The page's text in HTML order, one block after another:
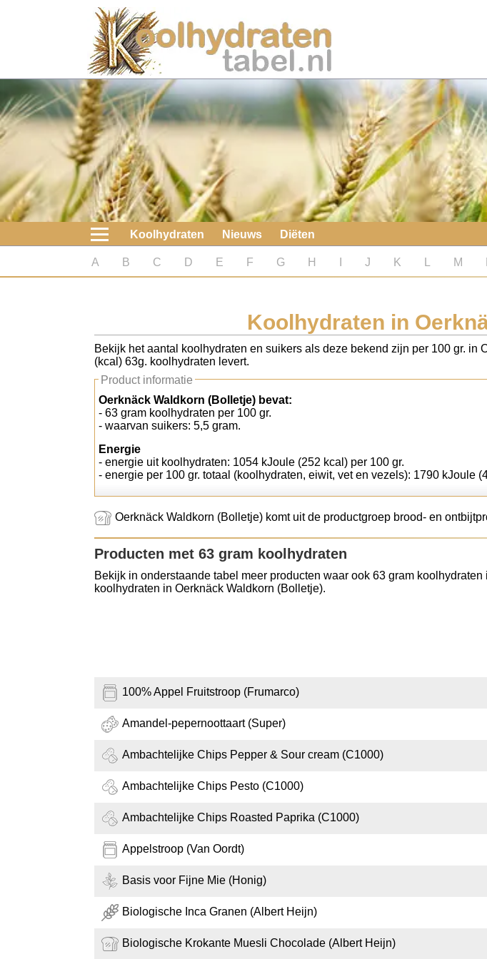
Koolhydraten
Nieuws
Koolhydraatarme diëten
Boeken
koolhydraatarme diëten
Diabetes test
Koolhydraten tellen
Koolhydraten Nieuws Diëten
A B C D E F G H J K M
Koolhydraten in
Bekijk het aantal koolhydraten en suikers als deze bekend zijn per 100 gr.
(kcal) 63g. koolhydraten levert.
Product informatie
Oerknäck Waldkorn (Bolletje) bevat:
- 63 gram koolhydraten per 100 gr.
- waarvan suikers: 5,5 gram.
Energie
- energie uit koolhydraten: 1054 kJoule (252 kcal) per 100 gr.
- energie per 100 gr. totaal (koolhydraten, eiwit, vet en vezels): 1790 kJoule
Oerknäck Waldkorn (Bolletje) komt uit de productgroep brood- en
Producten met 63 gram koolhydraten
Bekijk in onderstaande tabel meer producten waar ook 63 gram
koolhydraten in Oerknäck Waldkorn (Bolletje).
100% Appel Fruitstroop (Frumarco)
Amandel-pepernoottaart (Super)
Ambachtelijke Chips Pepper & Sour cream (C1000)
Ambachtelijke Chips Pesto (C1000)
Ambachtelijke Chips Roasted Paprika (C1000)
Appelstroop (Van Oordt)
Basis voor Fijne Mie (Honig)
Biologische Inca Granen (Albert Heijn)
Biologische Krokante Muesli Chocolade (Albert Heijn)